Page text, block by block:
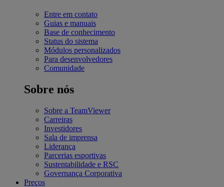
Entre em contato
Guias e manuais
Base de conhecimento
Status do sistema
Módulos personalizados
Para desenvolvedores
Comunidade
Sobre nós
Sobre a TeamViewer
Carreiras
Investidores
Sala de imprensa
Liderança
Parcerias esportivas
Sustentabilidade e RSC
Governança Corporativa
Preços